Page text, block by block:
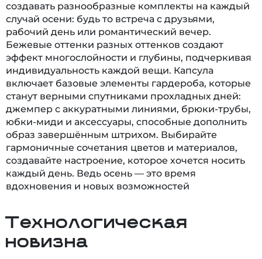
создавать разнообразные комплекты на каждый
случай осени: будь то встреча с друзьями,
рабочий день или романтический вечер.
Бежевые оттенки разных оттенков создают
эффект многослойности и глубины, подчеркивая
индивидуальность каждой вещи. Капсула
включает базовые элементы гардероба, которые
станут верными спутниками прохладных дней:
джемпер с аккуратными линиями, брюки-трубы,
юбки-миди и аксессуары, способные дополнить
образ завершённым штрихом. Выбирайте
гармоничные сочетания цветов и материалов,
создавайте настроение, которое хочется носить
каждый день. Ведь осень — это время
вдохновения и новых возможностей
Технологическая
новизна